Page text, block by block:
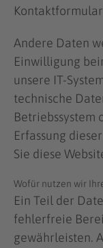
Andere Daten
Einwilligung
unsere IT-
technische
Betriebssystem
Erfassung
Sie diese
Wofür nutzen wir
Ein Teil der
fehlerfreie
gewährleisten.